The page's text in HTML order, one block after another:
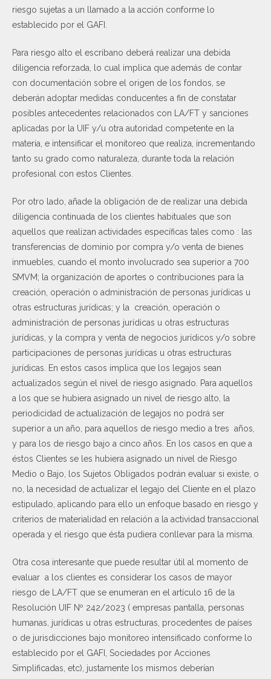
riesgo sujetas a un llamado a la acción conforme lo
establecido por el GAFI.
Para riesgo alto el escribano deberá realizar una debida
diligencia reforzada, lo cual implica que además de contar
con documentación sobre el origen de los fondos, se
deberán adoptar medidas conducentes a fin de constatar
posibles antecedentes relacionados con LA/FT y sanciones
aplicadas por la UIF y/u otra autoridad competente en la
materia, e intensificar el monitoreo que realiza, incrementando
tanto su grado como naturaleza, durante toda la relación
profesional con estos Clientes.
Por otro lado, añade la obligación de de realizar una debida
diligencia continuada de los clientes habituales que son
aquellos que realizan actividades específicas tales como : las
transferencias de dominio por compra y/o venta de bienes
inmuebles, cuando el monto involucrado sea superior a 700
SMVM; la organización de aportes o contribuciones para la
creación, operación o administración de personas jurídicas u
otras estructuras jurídicas; y la creación, operación o
administración de personas jurídicas u otras estructuras
jurídicas, y la compra y venta de negocios jurídicos y/o sobre
participaciones de personas jurídicas u otras estructuras
jurídicas. En estos casos implica que los legajos sean
actualizados según el nivel de riesgo asignado. Para aquellos
a los que se hubiera asignado un nivel de riesgo alto, la
periodicidad de actualización de legajos no podrá ser
superior a un año, para aquellos de riesgo medio a tres años,
y para los de riesgo bajo a cinco años. En los casos en que a
éstos Clientes se les hubiera asignado un nivel de Riesgo
Medio o Bajo, los Sujetos Obligados podrán evaluar si existe, o
no, la necesidad de actualizar el legajo del Cliente en el plazo
estipulado, aplicando para ello un enfoque basado en riesgo y
criterios de materialidad en relación a la actividad transaccional
operada y el riesgo que ésta pudiera conllevar para la misma.
Otra cosa interesante que puede resultar útil al momento de
evaluar a los clientes es considerar los casos de mayor
riesgo de LA/FT que se enumeran en el artículo 16 de la
Resolución UIF Nº 242/2023 ( empresas pantalla, personas
humanas, jurídicas u otras estructuras, procedentes de países
o de jurisdicciones bajo monitoreo intensificado conforme lo
establecido por el GAFI, Sociedades por Acciones
Simplificadas, etc), justamente los mismos deberían